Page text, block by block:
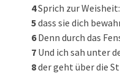
4Sprich zur
5dass sie dich
6Denn durch das
7 Und ich sah unter
8der geht über die